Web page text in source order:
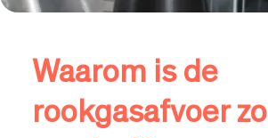
Waarom is de
rookgasafvoer zo